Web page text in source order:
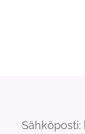
Sähköposti: